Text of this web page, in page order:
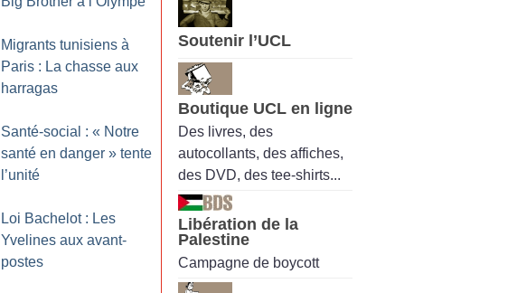
Migrants tunisiens à
Paris : La chasse aux
harragas
Santé-social : « Notre
santé en danger » tente
l’unité
Loi Bachelot : Les
Yvelines aux avant-
postes
Soutenir l’UCL
Boutique UCL en ligne
Des livres, des
autocollants, des affiches,
des DVD, des tee-shirts...
Libération de la
Palestine
Campagne de boycott